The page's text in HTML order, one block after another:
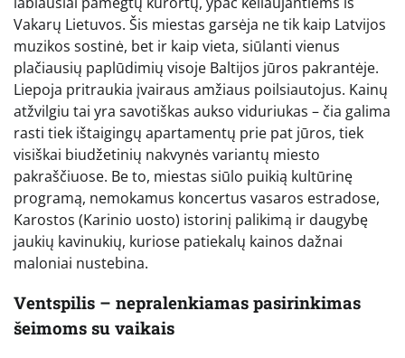
Vakarų Lietuvos. Šis miestas garsėja ne tik kaip Latvijos
muzikos sostinė, bet ir kaip vieta, siūlanti vienus
plačiausių paplūdimių visoje Baltijos jūros pakrantėje.
Liepoja pritraukia įvairaus amžiaus poilsiautojus. Kainų
atžvilgiu tai yra savotiškas aukso viduriukas – čia galima
rasti tiek ištaigingų apartamentų prie pat jūros, tiek
visiškai biudžetinių nakvynės variantų miesto
pakraščiuose. Be to, miestas siūlo puikią kultūrinę
programą, nemokamus koncertus vasaros estradose,
Karostos (Karinio uosto) istorinį palikimą ir daugybę
jaukių kavinukių, kuriose patiekalų kainos dažnai
maloniai nustebina.
Ventspilis – nepralenkiamas pasirinkimas
šeimoms su vaikais